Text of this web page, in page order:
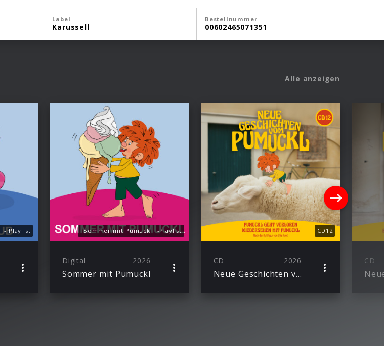
Label
Karussell
Bestellnummer
00602465071351
Alle anzeigen
- Playlist "Sommer mit Pumuckl" -Playlist
Digital 2026
Sommer mit Pumuckl
CD12
CD 2026
Neue Geschichten vom Pumuckl – Folge 25 + 26
CD